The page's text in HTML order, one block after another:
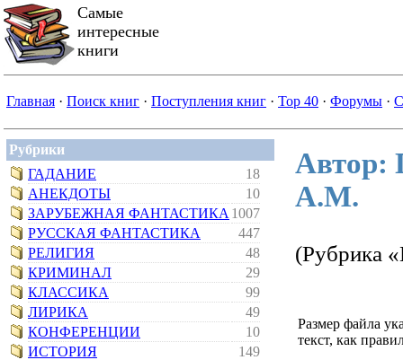
Самые
интересные
книги
Главная · Поиск книг · Поступления книг · Top 40 · Форумы ·
Рубрики
ГАДАНИЕ
18
АНЕКДОТЫ
10
ЗАРУБЕЖНАЯ ФАНТАСТИКА 1007
РУССКАЯ ФАНТАСТИКА
447
РЕЛИГИЯ
48
КРИМИНАЛ
29
КЛАССИКА
99
ЛИРИКА
49
КОНФЕРЕНЦИИ
10
ИСТОРИЯ
149
Автор:
А.М.
(Рубрика
Размер файла
текст, как